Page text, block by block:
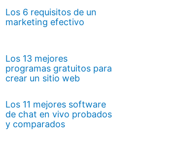
Los 6 requisitos de un
marketing efectivo
Los 13 mejores
programas gratuitos para
crear un sitio web
Los 11 mejores software
de chat en vivo probados
y comparados